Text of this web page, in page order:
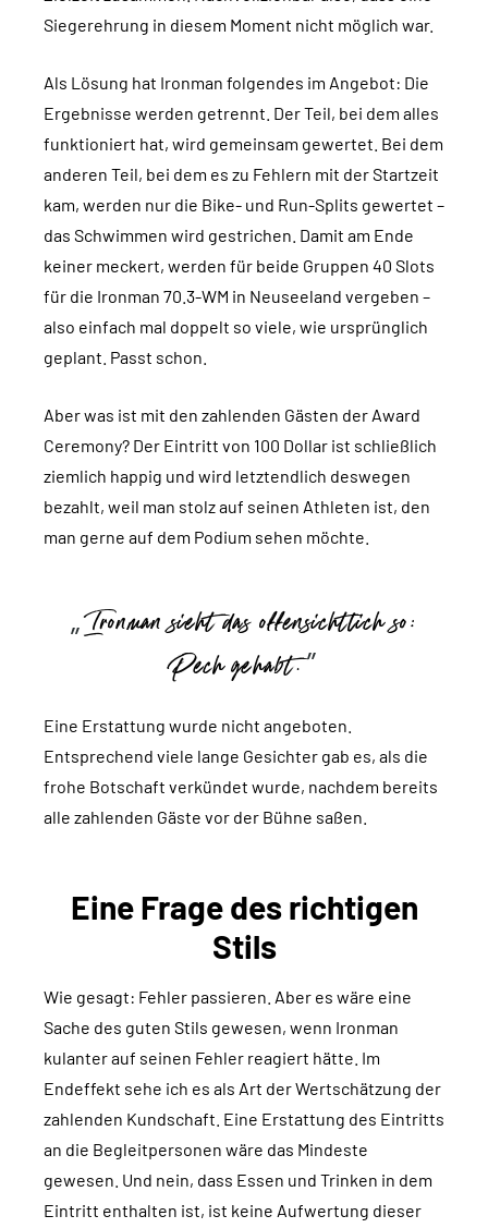
Siegerehrung in diesem Moment nicht möglich war.
Als Lösung hat Ironman folgendes im Angebot: Die
Ergebnisse werden getrennt. Der Teil, bei dem alles
funktioniert hat, wird gemeinsam gewertet. Bei dem
anderen Teil, bei dem es zu Fehlern mit der Startzeit
kam, werden nur die Bike- und Run-Splits gewertet –
das Schwimmen wird gestrichen. Damit am Ende
keiner meckert, werden für beide Gruppen 40 Slots
für die Ironman 70.3-WM in Neuseeland vergeben –
also einfach mal doppelt so viele, wie ursprünglich
geplant. Passt schon.
Aber was ist mit den zahlenden Gästen der Award
Ceremony? Der Eintritt von 100 Dollar ist schließlich
ziemlich happig und wird letztendlich deswegen
bezahlt, weil man stolz auf seinen Athleten ist, den
man gerne auf dem Podium sehen möchte.
Ironman sieht das offensichtlich so:
Pech gehabt.
Eine Erstattung wurde nicht angeboten.
Entsprechend viele lange Gesichter gab es, als die
frohe Botschaft verkündet wurde, nachdem bereits
alle zahlenden Gäste vor der Bühne saßen.
Eine Frage des richtigen
Stils
Wie gesagt: Fehler passieren. Aber es wäre eine
Sache des guten Stils gewesen, wenn Ironman
kulanter auf seinen Fehler reagiert hätte. Im
Endeffekt sehe ich es als Art der Wertschätzung der
zahlenden Kundschaft. Eine Erstattung des Eintritts
an die Begleitpersonen wäre das Mindeste
gewesen. Und nein, dass Essen und Trinken in dem
Eintritt enthalten ist, ist keine Aufwertung dieser